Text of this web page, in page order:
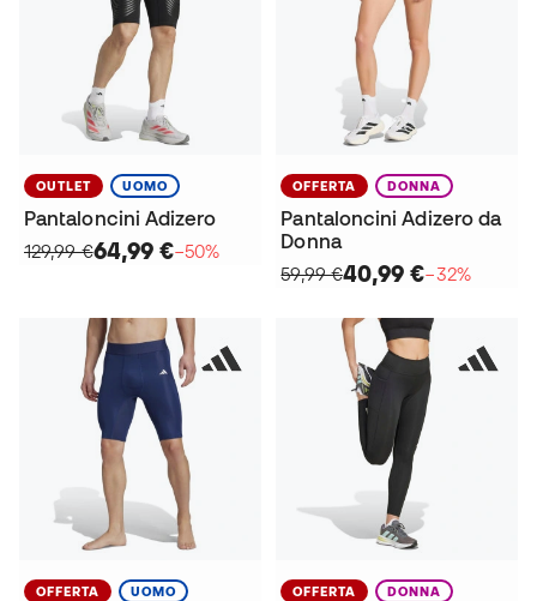
OUTLET UOMO
Pantaloncini Adizero
129,99 €64,99 €−50%
OFFERTA DONNA
Pantaloncini Adizero da
Donna
59,99 €40,99 €−32%
OFFERTA UOMO OFFERTA DONNA